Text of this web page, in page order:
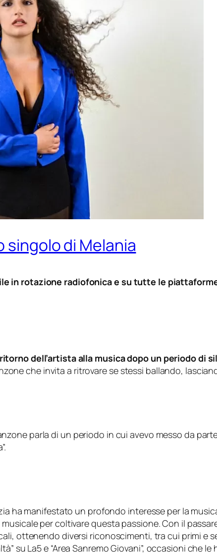
singolo di Melania
in rotazione radiofonica e su tutte le
dell’artista alla musica dopo un periodo di
che invita a ritrovare se stessi ballando,
parla di un periodo in cui avevo messo da
ha manifestato un profondo interesse per la
per coltivare questa passione. Con il
ottenendo diversi riconoscimenti, tra cui primi e
su La5 e “Area Sanremo Giovani”, occasioni che